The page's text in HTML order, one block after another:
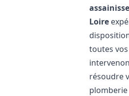
Loire
toutes
résoudre
plomberie